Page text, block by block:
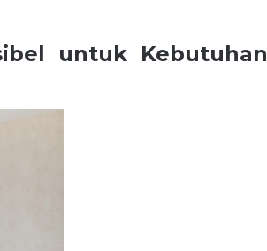
untuk Kebutuhan